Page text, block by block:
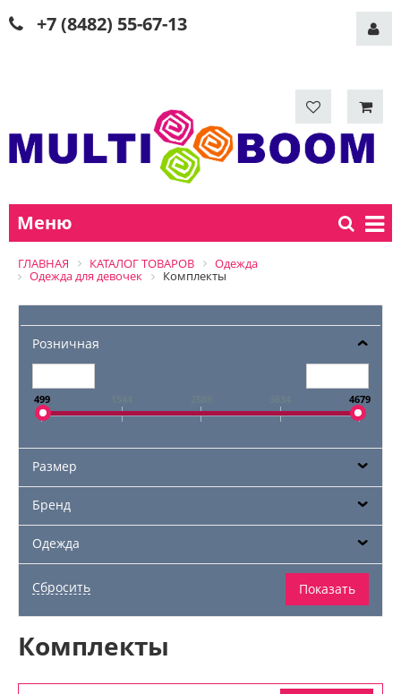
+7 (8482) 55-67-13
Меню
ГЛАВНАЯ КАТАЛОГ ТОВАРОВ
Одежда
Одежда для девочек
Комплекты
Розничная
499 4679
Размер
Бренд
Одежда
Комплекты